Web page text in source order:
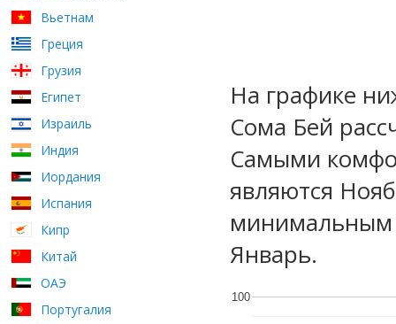
Вьетнам
Греция
Грузия
Египет
Израиль
Индия
Иордания
Испания
Кипр
Китай
ОАЭ
Португалия
На графике
Сома Бей
Самыми
являются
минимальным
Январь.
100